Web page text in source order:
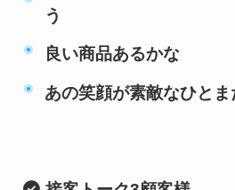
う
良い商品あるかな
あの笑顔が素敵なひと